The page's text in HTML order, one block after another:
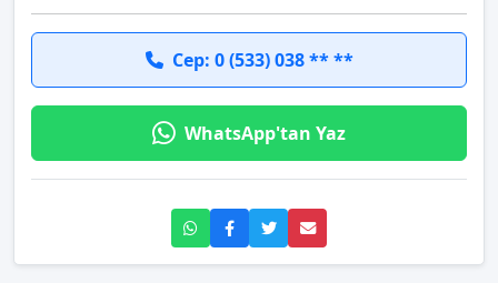
Cep: 0 (533) 038 ** **
WhatsApp'tan Yaz